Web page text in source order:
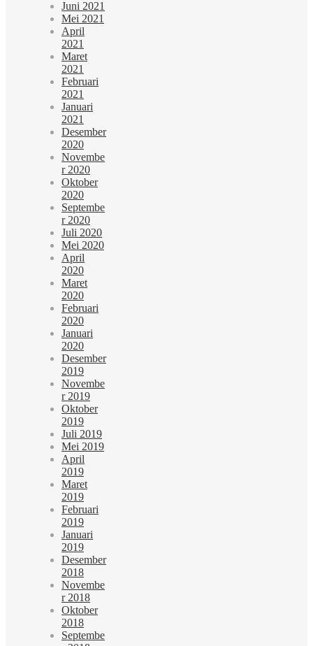
Juni 2021
Mei 2021
April
2021
Maret
2021
Februari
2021
Januari
2021
Desember
2020
Novembe
r 2020
Oktober
2020
Septembe
r 2020
Juli 2020
Mei 2020
April
2020
Maret
2020
Februari
2020
Januari
2020
Desember
2019
Novembe
r 2019
Oktober
2019
Juli 2019
Mei 2019
April
2019
Maret
2019
Februari
2019
Januari
2019
Desember
2018
Novembe
r 2018
Oktober
2018
Septembe